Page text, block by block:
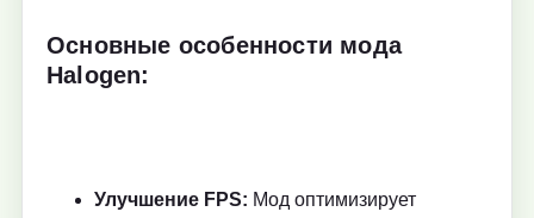
Основные особенности мода
Halogen:
Улучшение FPS: Мод оптимизирует